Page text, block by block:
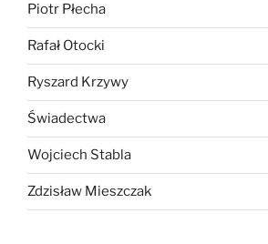
Piotr Płecha
Rafał Otocki
Ryszard Krzywy
Świadectwa
Wojciech Stabla
Zdzisław Mieszczak